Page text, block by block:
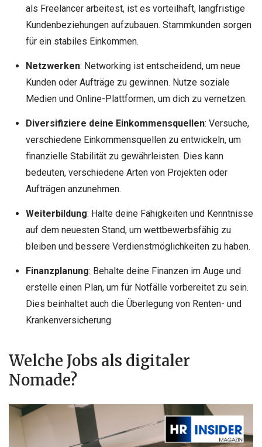
als Freelancer arbeitest, ist es vorteilhaft, langfristige
Kundenbeziehungen aufzubauen. Stammkunden sorgen
für ein stabiles Einkommen.
Netzwerken: Networking ist entscheidend, um neue
Kunden oder Aufträge zu gewinnen. Nutze soziale
Medien und Online-Plattformen, um dich zu vernetzen.
Diversifiziere deine Einkommensquellen: Versuche,
verschiedene Einkommensquellen zu entwickeln, um
finanzielle Stabilität zu gewährleisten. Dies kann
bedeuten, verschiedene Arten von Projekten oder
Aufträgen anzunehmen.
Weiterbildung: Halte deine Fähigkeiten und Kenntnisse
auf dem neuesten Stand, um wettbewerbsfähig zu
bleiben und bessere Verdienstmöglichkeiten zu haben.
Finanzplanung: Behalte deine Finanzen im Auge und
erstelle einen Plan, um für Notfälle vorbereitet zu sein.
Dies beinhaltet auch die Überlegung von Renten- und
Krankenversicherung.
Welche Jobs als digitaler
Nomade?